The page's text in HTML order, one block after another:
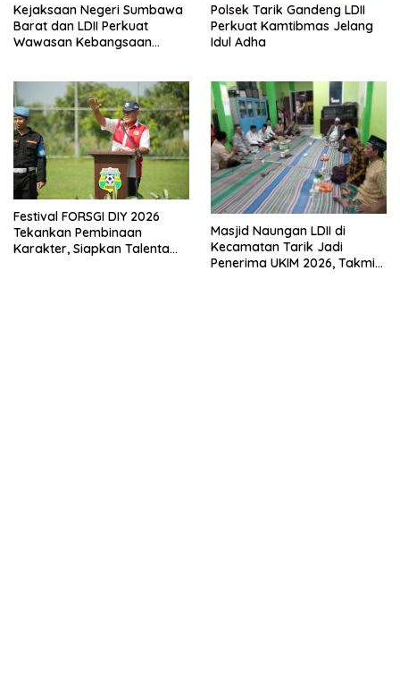
Kejaksaan Negeri Sumbawa
Barat dan LDII Perkuat
Wawasan Kebangsaan
Polsek Tarik Gandeng LDII
Perkuat Kamtibmas Jelang
Idul Adha
Festival FORSGI DIY 2026
Tekankan Pembinaan
Karakter, Siapkan Talenta
Masjid Naungan LDII di
Kecamatan Tarik Jadi
Penerima UKIM 2026, Takmir